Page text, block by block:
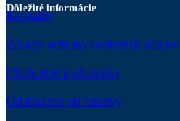
Dôležité informácie
Kontakty
Zásady ochrany osobných údajov
Obchodné podmienky
Odstúpenie od zmluvy